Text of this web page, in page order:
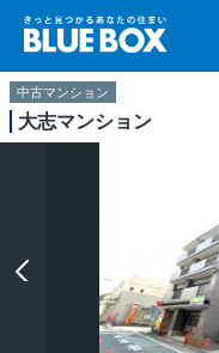
中古マンション
大志マンション